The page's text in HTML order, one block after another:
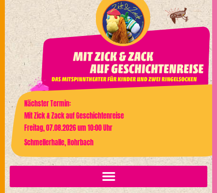
Nächster Termin:
Mit Zick & Zack auf Geschichtenreise
Freitag, 07.08.2026 um 10:00 Uhr
Schmellerhalle, Rohrbach